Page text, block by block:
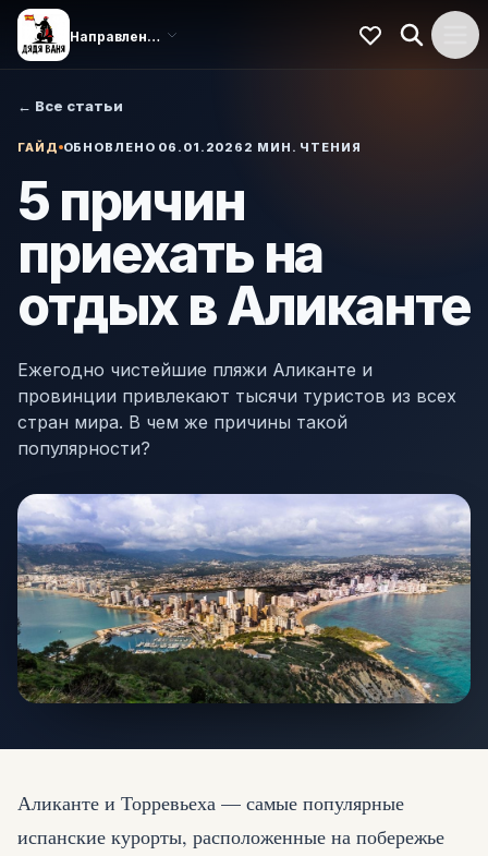
← Все статьи
ГАЙД ОБНОВЛЕНО 06.01.2026 2 МИН. ЧТЕНИЯ
5 причин
приехать на
отдых в Аликанте
Ежегодно чистейшие пляжи Аликанте и
провинции привлекают тысячи туристов из всех
стран мира. В чем же причины такой
популярности?
Аликанте и Торревьеха — самые популярные
испанские курорты, расположенные на побережье